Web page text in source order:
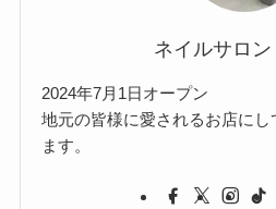
ネイルサロ
2024年7月1日オープン
地元の皆様に愛されるお店に
ます。